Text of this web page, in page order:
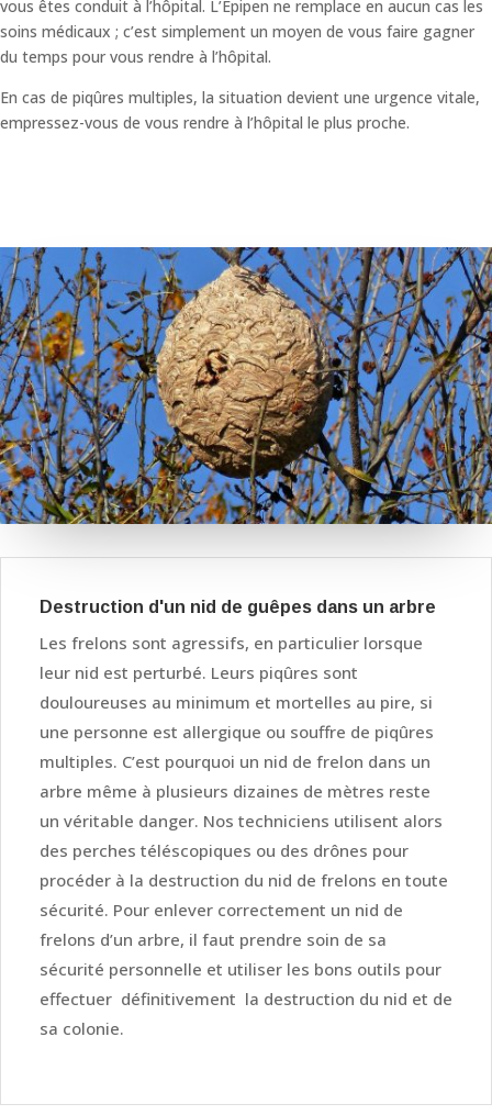
vous êtes conduit à l’hôpital. L’Epipen ne remplace en aucun cas les
soins médicaux ; c’est simplement un moyen de vous faire gagner
du temps pour vous rendre à l’hôpital.
En cas de piqûres multiples, la situation devient une urgence vitale,
empressez-vous de vous rendre à l’hôpital le plus proche.
Destruction d'un nid de guêpes dans un arbre
Les frelons sont agressifs, en particulier lorsque
leur nid est perturbé. Leurs piqûres sont
douloureuses au minimum et mortelles au pire, si
une personne est allergique ou souffre de piqûres
multiples. C’est pourquoi un nid de frelon dans un
arbre même à plusieurs dizaines de mètres reste
un véritable danger. Nos techniciens utilisent alors
des perches téléscopiques ou des drônes pour
procéder à la destruction du nid de frelons en toute
sécurité. Pour enlever correctement un nid de
frelons d’un arbre, il faut prendre soin de sa
sécurité personnelle et utiliser les bons outils pour
effectuer définitivement la destruction du nid et de
sa colonie.